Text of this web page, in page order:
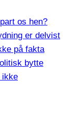
os hen?
er delvist
på fakta
bytte
ikke